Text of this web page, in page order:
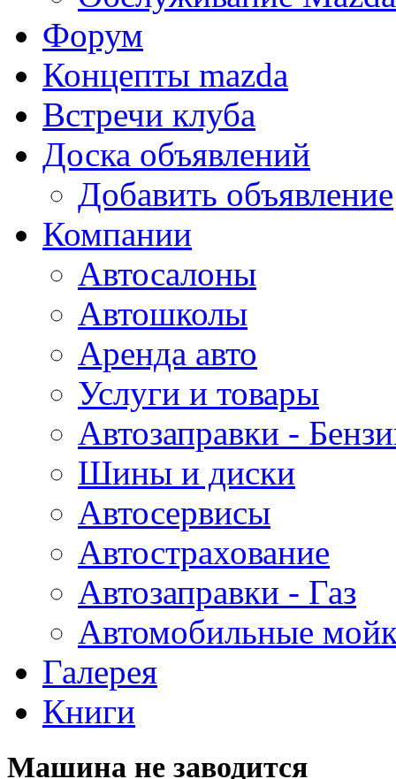
Форум
Концепты mazda
Встречи клуба
Доска объявлений
Добавить объявление
Компании
Автосалоны
Автошколы
Аренда авто
Услуги и товары
Автозаправки -
Шины и диски
Автосервисы
Автострахование
Автозаправки - Газ
Автомобильные
Галерея
Книги
Машина не заводится